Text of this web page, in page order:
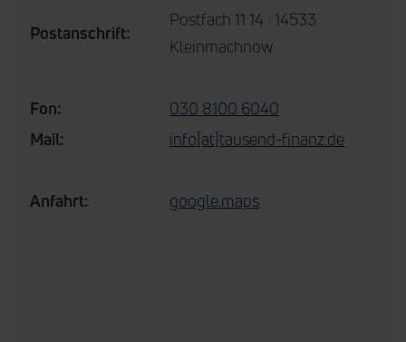
Postanschrift:
Postfach 11 14 · 14533
Kleinmachnow
Fon:
030 8100 6040
Mail:
info[at]tausend-finanz.de
Anfahrt: google.maps